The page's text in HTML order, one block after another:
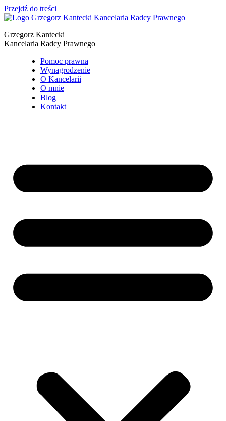
Przejdź do treści
Grzegorz Kantecki
Kancelaria Radcy Prawnego
Pomoc prawna
Wynagrodzenie
O Kancelarii
O mnie
Blog
Kontakt